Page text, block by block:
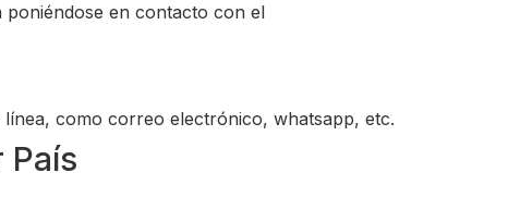
en contacto con el
como correo electrónico, whatsapp, etc.
País